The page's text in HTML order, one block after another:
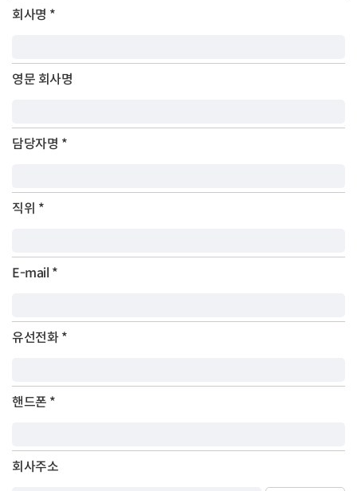
회사명 *
영문 회사명
담당자명 *
직위 *
E-mail *
유선전화*
핸드폰 *
회사주소